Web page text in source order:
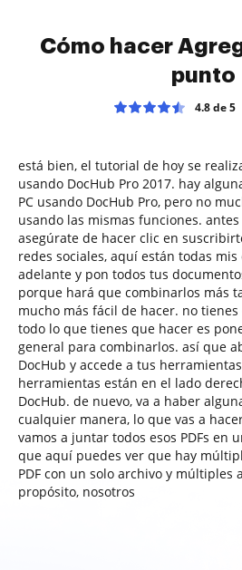
Cómo hacer
punto
4.8 de 5
está bien, el tutorial de hoy se
usando DocHub Pro 2017. hay
PC usando DocHub Pro, pero no
usando las mismas funciones.
asegúrate de hacer clic en
redes sociales, aquí están todas
adelante y pon todos tus
porque hará que combinarlos más
mucho más fácil de hacer. no
todo lo que tienes que hacer es
general para combinarlos. así que
DocHub y accede a tus
herramientas están en el lado
DocHub. de nuevo, va a haber
cualquier manera, lo que vas a
vamos a juntar todos esos PDFs en
que aquí puedes ver que hay
PDF con un solo archivo y múltiples
propósito, nosotros